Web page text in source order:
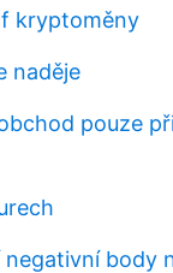
kryptoměny
naděje
pouze
negativní body